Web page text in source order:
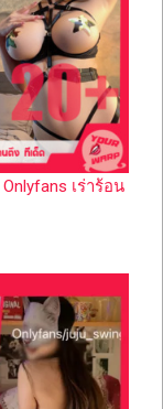
เร่าร้อน